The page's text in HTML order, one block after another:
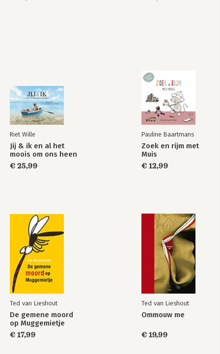
Riet Wille
Jij & ik en al het
moois om ons heen
€ 25,99
Pauline Baartmans
Zoek en rijm met
Muis
€ 12,99
Ted van Lieshout
De gemene moord
op Muggemietje
€ 17,99
Ted van Lieshout
Ommouw me
€ 19,99